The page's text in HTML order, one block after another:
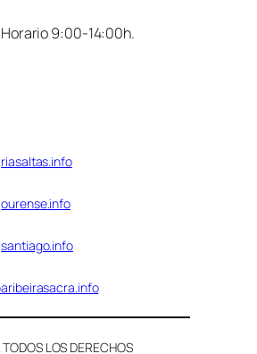
Horario 9:00-14:00h.
riasaltas.info
ourense.info
santiago.info
aribeirasacra.info
LOS DERECHOS